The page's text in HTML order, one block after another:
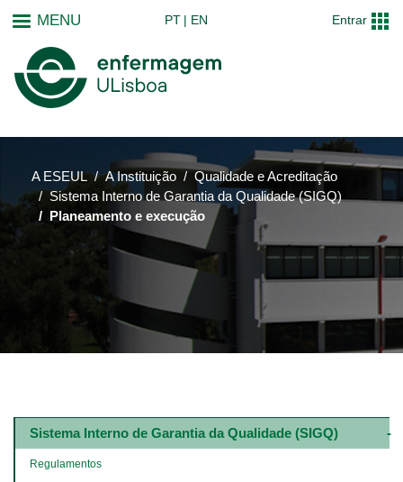
MENU PT EN Entrar
A ESEUL A Instituição
Qualidade e Acreditação
Sistema Interno de Garantia da Qualidade (SIGQ)
Planeamento e execução
Main
navigation
Sistema Interno de Garantia da Qualidade (SIGQ)
Regulamentos